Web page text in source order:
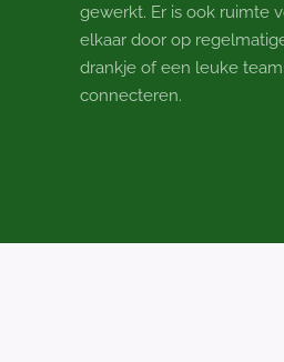
gewerkt. Er is ook ruimte
elkaar door op
drankje of een leuke
connecteren.